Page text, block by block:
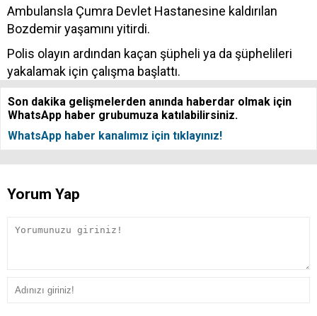
Ambulansla Çumra Devlet Hastanesine kaldırılan
Bozdemir yaşamını yitirdi.
Polis olayın ardından kaçan şüpheli ya da şüphelileri
yakalamak için çalışma başlattı.
Son dakika gelişmelerden anında haberdar olmak için
WhatsApp haber grubumuza katılabilirsiniz.
WhatsApp haber kanalımız için tıklayınız!
Yorum Yap